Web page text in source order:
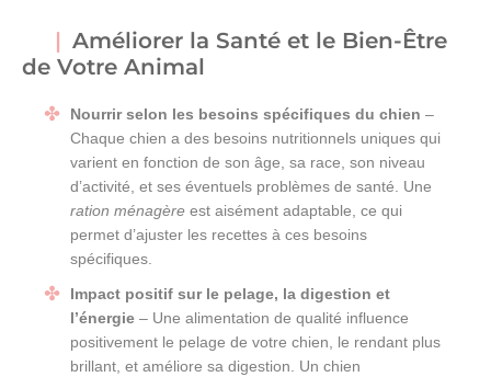
Améliorer la Santé et le Bien-Être
de Votre Animal
Nourrir selon les besoins spécifiques du chien –
Chaque chien a des besoins nutritionnels uniques qui
varient en fonction de son âge, sa race, son niveau
d’activité, et ses éventuels problèmes de santé. Une
ration ménagère est aisément adaptable, ce qui
permet d’ajuster les recettes à ces besoins
spécifiques.
Impact positif sur le pelage, la digestion et
l’énergie – Une alimentation de qualité influence
positivement le pelage de votre chien, le rendant plus
brillant, et améliore sa digestion. Un chien